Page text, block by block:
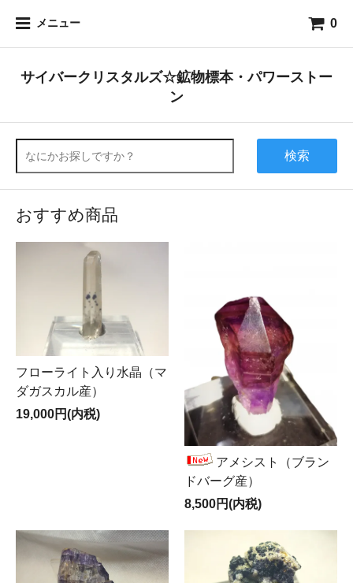
メニュー 0
サイバークリスタルズ☆鉱物標本・パワーストー
ン
検索
おすすめ商品
フローライト入り水晶（マ
ダガスカル産）
19,000円(内税)
アメシスト（ブラン
ドバーグ産）
8,500円(内税)